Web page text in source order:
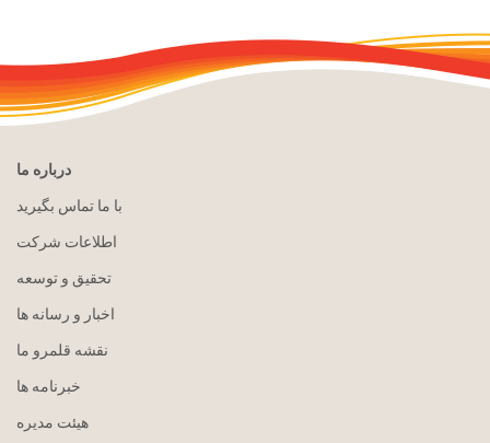
درباره ما
با ما تماس بگیرید
اطلاعات شرکت
تحقیق و توسعه
اخبار و رسانه ها
نقشه قلمرو ما
خبرنامه ها
هيئت مدیره